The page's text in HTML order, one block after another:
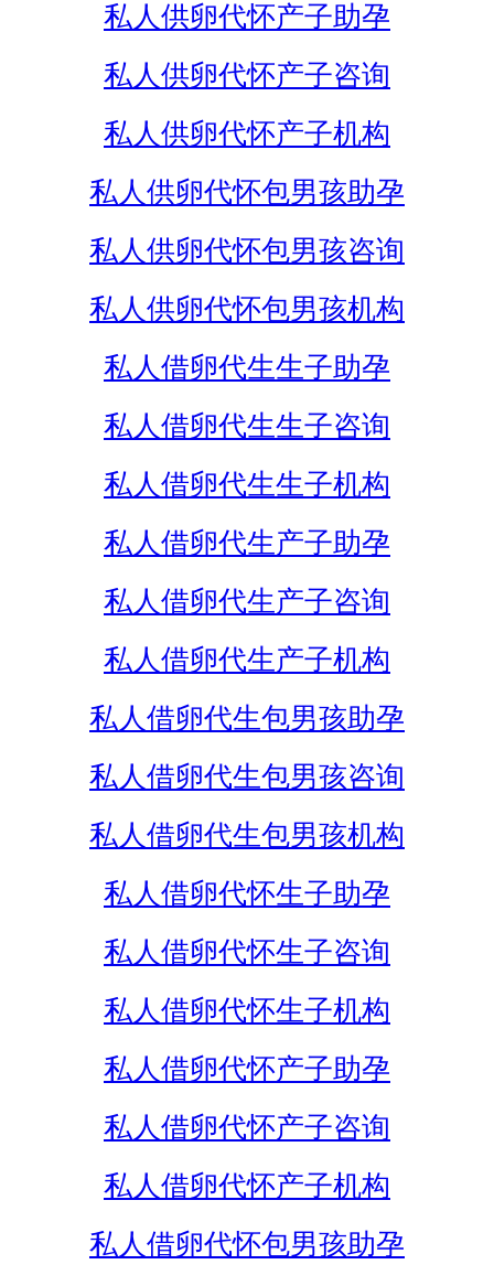
私人供卵代怀产子助孕
私人供卵代怀产子咨询
私人供卵代怀产子机构
私人供卵代怀包男孩助孕
私人供卵代怀包男孩咨询
私人供卵代怀包男孩机构
私人借卵代生生子助孕
私人借卵代生生子咨询
私人借卵代生生子机构
私人借卵代生产子助孕
私人借卵代生产子咨询
私人借卵代生产子机构
私人借卵代生包男孩助孕
私人借卵代生包男孩咨询
私人借卵代生包男孩机构
私人借卵代怀生子助孕
私人借卵代怀生子咨询
私人借卵代怀生子机构
私人借卵代怀产子助孕
私人借卵代怀产子咨询
私人借卵代怀产子机构
私人借卵代怀包男孩助孕